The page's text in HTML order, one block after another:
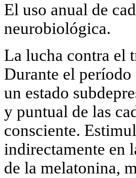
El uso anual de
neurobiológica.
La lucha contra el
Durante el
un estado
y puntual de las
consciente.
indirectamente en
de la melatonina,